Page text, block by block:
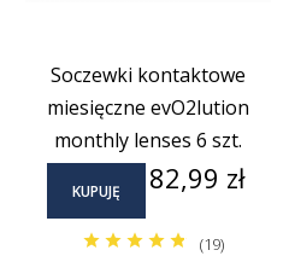
Soczewki kontaktowe
miesięczne evO2lution
monthly lenses 6 szt.
KUPUJĘ Cena
82,99 zł
(19)